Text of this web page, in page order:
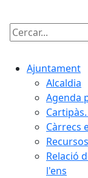
Cercar:
Ajuntament
Alcaldia
Agenda
Càrrecs
Relació
l'ens